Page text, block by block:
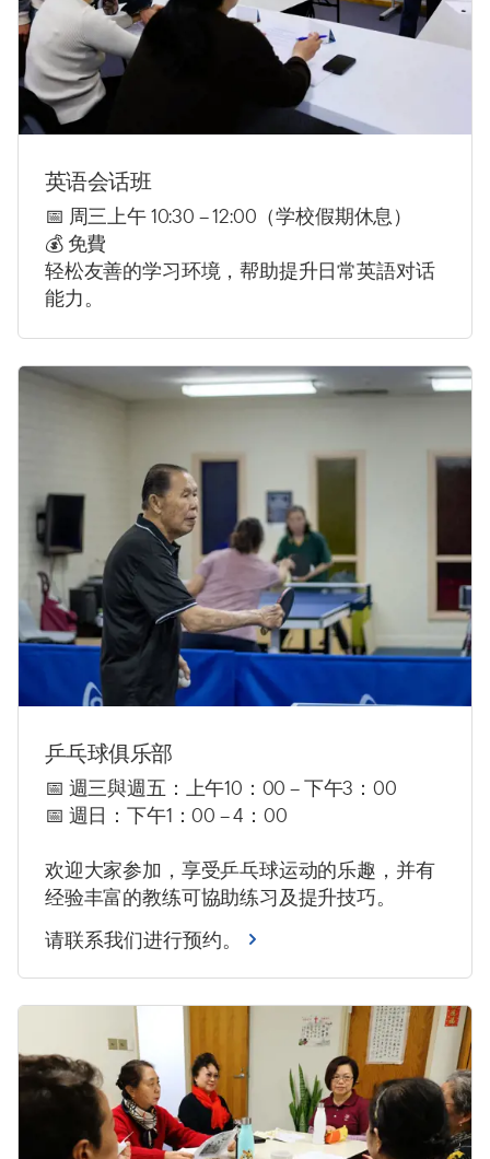
英语会话班
📅 周三上午 10:30 – 12:00 （学校假期休息）
💰 免費
轻松友善的学习环境，帮助提升日常英語对话
能力。
乒乓球俱乐部
📅 週三與週五：上午10：00 – 下午3：00
📅 週日：下午1：00 – 4：00
欢迎大家参加，享受乒乓球运动的乐趣，并有
经验丰富的教练可協助练习及提升技巧。
请联系我们进行预约。